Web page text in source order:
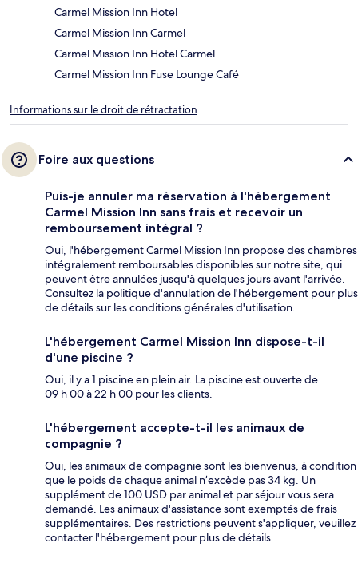
Carmel Mission Inn Hotel
Carmel Mission Inn Carmel
Carmel Mission Inn Hotel Carmel
Carmel Mission Inn Fuse Lounge Café
Informations sur le droit de rétractation
Foire aux questions
Puis-je annuler ma réservation à l'hébergement
Carmel Mission Inn sans frais et recevoir un
remboursement intégral ?
Oui, l'hébergement Carmel Mission Inn propose des chambres
intégralement remboursables disponibles sur notre site, qui
peuvent être annulées jusqu'à quelques jours avant l'arrivée.
Consultez la politique d'annulation de l'hébergement pour plus
de détails sur les conditions générales d'utilisation.
L'hébergement Carmel Mission Inn dispose-t-il
d'une piscine ?
Oui, il y a 1 piscine en plein air. La piscine est ouverte de
09 h 00 à 22 h 00 pour les clients.
L'hébergement accepte-t-il les animaux de
compagnie ?
Oui, les animaux de compagnie sont les bienvenus, à condition
que le poids de chaque animal n’excède pas 34 kg. Un
supplément de 100 USD par animal et par séjour vous sera
demandé. Les animaux d'assistance sont exemptés de frais
supplémentaires. Des restrictions peuvent s'appliquer, veuillez
contacter l'hébergement pour plus de détails.